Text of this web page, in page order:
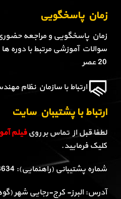
زمان پاسخگویی
زمان پاسخگویی و مراجعه
20 عصر
ارتباط با سازمان نظام
ارتباط با پشتیبان سایت
لطفا قبل از تماس بر رویفیلم
کلیک فرمایید.
شماره پشتیبانی (راهنمایی): 09022548634
آدرس: البرز- کرج-رجایی شهر